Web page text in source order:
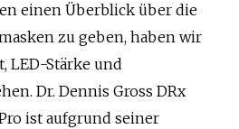
einen Überblick über die
zu geben, haben wir
LED-Stärke und
Dr. Dennis Gross DRx
ist aufgrund seiner